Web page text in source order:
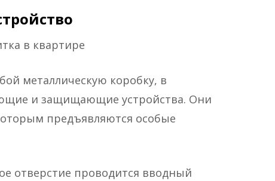
в квартире
металлическую коробку, в
и защищающие устройства. Они
предъявляются особые
отверстие проводится вводный